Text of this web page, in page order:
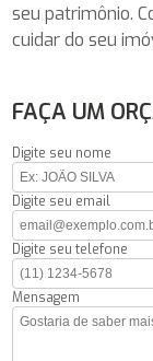
seu patrimônio.
cuidar do seu
FAÇA UM
Digite seu nome
Digite seu email
Digite seu telefone
Mensagem